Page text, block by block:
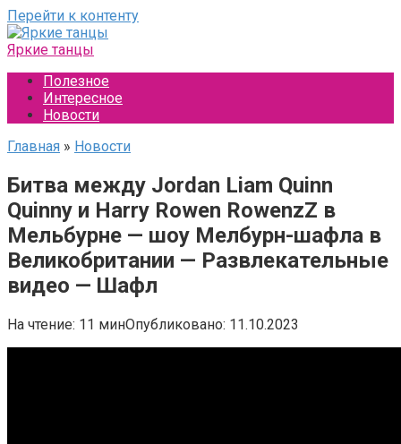
Перейти к контенту
Яркие танцы
Полезное
Интересное
Новости
Главная » Новости
Битва между Jordan Liam Quinn
Quinny и Harry Rowen RowenzZ в
Мельбурне — шоу Мелбурн-шафла в
Великобритании — Развлекательные
видео — Шафл
На чтение: 11 минОпубликовано: 11.10.2023